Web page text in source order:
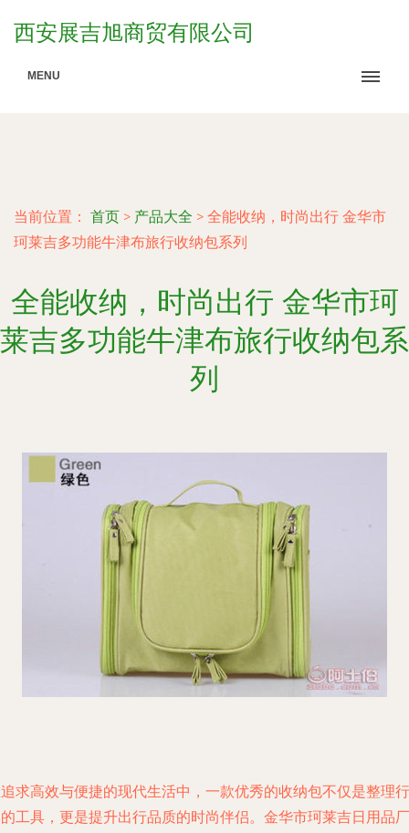
西安展吉旭商贸有限公司
MENU
当前位置： 首页 > 产品大全 > 全能收纳，时尚出行 金华市
珂莱吉多功能牛津布旅行收纳包系列
全能收纳，时尚出行 金华市珂
莱吉多功能牛津布旅行收纳包系
列
求高效与便捷的现代生活中，一款优秀的收纳包不仅是整理行
工具，更是提升出行品质的时尚伴侣。金华市珂莱吉日用品厂